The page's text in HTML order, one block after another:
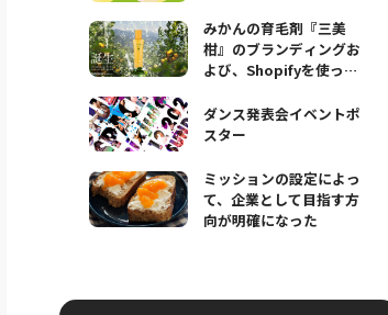
みかんの育毛剤『三美
柑』のブランディングお
よび、Shopifyを使った
ダンス発表会イベントポ
スター
ミッションの設定によっ
て、企業として目指す方
向が明確になった